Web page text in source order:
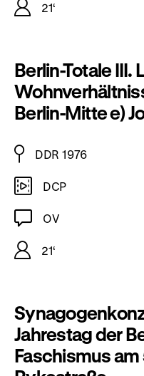
21‘
Berlin-Totale III.
Berlin-Mitte e)
DDR 1976
DCP
OV
21‘
Jahrestag der
Faschismus am